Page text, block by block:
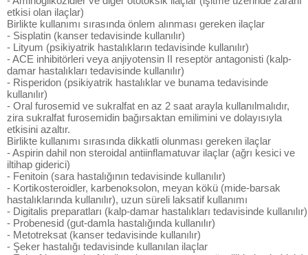
etkisi olan ilaçlar)
Birlikte kullanımı sırasında önlem alınması gereken ilaçlar
- Sisplatin (kanser tedavisinde kullanılır)
- Lityum (psikiyatrik hastalıkların tedavisinde kullanılır)
- ACE inhibitörleri veya anjiyotensin II reseptör antagonisti (kalp-
damar hastalıkları tedavisinde kullanılır)
- Risperidon (psikiyatrik hastalıklar ve bunama tedavisinde
kullanılır)
- Oral furosemid ve sukralfat en az 2 saat arayla kullanılmalıdır,
zira sukralfat furosemidin bağırsaktan emilimini ve dolayısıyla
etkisini azaltır.
Birlikte kullanımı sırasında dikkatli olunması gereken ilaçlar
- Aspirin dahil non steroidal antiinflamatuvar ilaçlar (ağrı kesici ve
iltihap giderici)
- Fenitoin (sara hastalığının tedavisinde kullanılır)
- Kortikosteroidler, karbenoksolon, meyan kökü (mide-barsak
hastalıklarında kullanılır), uzun süreli laksatif kullanımı
- Digitalis preparatları (kalp-damar hastalıkları tedavisinde kullanılır)
- Probenesid (gut-damla hastalığında kullanılır)
- Metotreksat (kanser tedavisinde kullanılır)
- Şeker hastalığı tedavisinde kullanılan ilaçlar